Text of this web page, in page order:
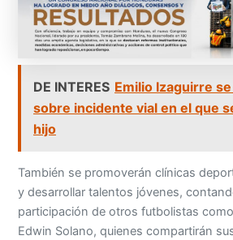
DE INTERES Emilio Izaguirre
sobre incidente vial en el que
hijo
También se promoverán clínicas
y desarrollar talentos jóvenes,
participación de otros futbolistas
Edwin Solano, quienes compartirán